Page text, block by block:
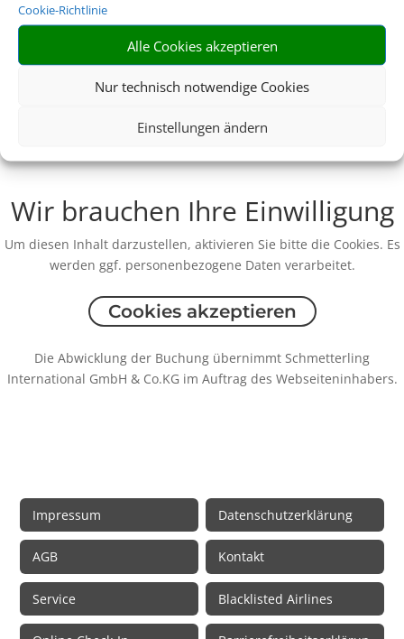
Cookie-Richtlinie
Alle Cookies akzeptieren
Nur technisch notwendige Cookies
Einstellungen ändern
Wir brauchen Ihre Einwilligung
Um diesen Inhalt darzustellen, aktivieren Sie bitte die Cookies. Es
werden ggf. personenbezogene Daten verarbeitet.
Cookies akzeptieren
Die Abwicklung der Buchung übernimmt Schmetterling
International GmbH & Co.KG im Auftrag des Webseiteninhabers.
Impressum Datenschutzerklärung
AGB Kontakt
Service Blacklisted Airlines